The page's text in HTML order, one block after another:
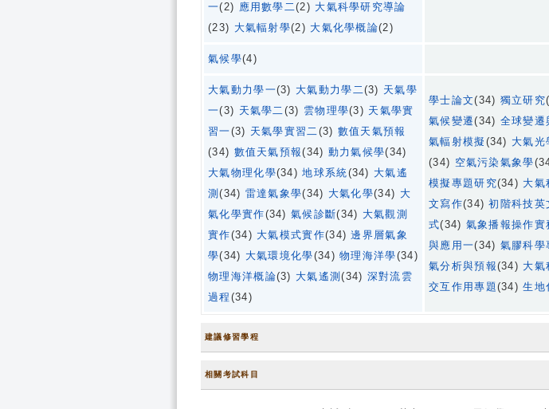
一(2) 應用數學二(2) 大氣科學研究導論
(23) 大氣輻射學(2) 大氣化學概論(2)
氣候學(4)
大氣動力學一(3) 大氣動力學二(3) 天氣學
一(3) 天氣學二(3) 雲物理學(3) 天氣學實
習一(3) 天氣學實習二(3) 數值天氣預報
(34) 數值天氣預報(34) 動力氣候學(34)
大氣物理化學(34)地球系統(34) 大氣遙
測(34) 雷達氣象學(34) 大氣化學(34) 大
氣化學實作(34) 氣候診斷(34) 大氣觀測
實作(34) 大氣模式實作(34)邊界層氣象
學(34) 大氣環境化學(34)物理海洋學(34)
物理海洋概論(3) 大氣遙測(34) 深對流雲
過程 (34)
學士論文(34) 獨立研究
氣候變遷(34) 全球變遷
氣輻射模擬 (34) 大氣光
(34) 空氣污染氣象學
模擬專題研究(34) 大氣
文寫作(34)初階科技英
式(34) 氣象播報操作實
與應用一(34) 氣膠科學
氣分析與預報(34) 大氣
交互作用專題(34)生地
建議修習學程
相關考試科目